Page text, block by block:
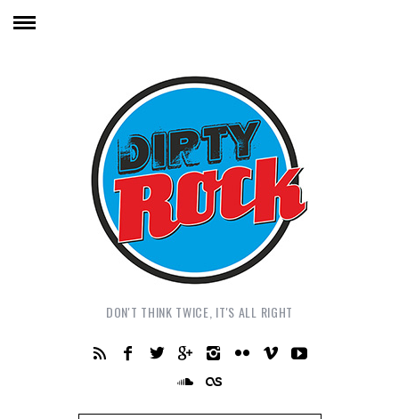
DON'T THINK TWICE, IT'S ALL RIGHT